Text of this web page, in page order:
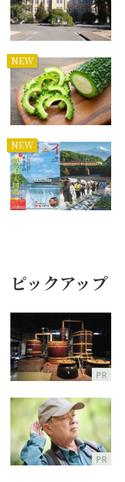
NEW
NEW
ピックアップ
PR
PR